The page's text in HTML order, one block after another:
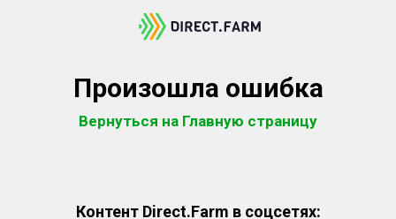
Произошла ошибка
Вернуться на Главную страницу
Контент Direct.Farm в соцсетях: